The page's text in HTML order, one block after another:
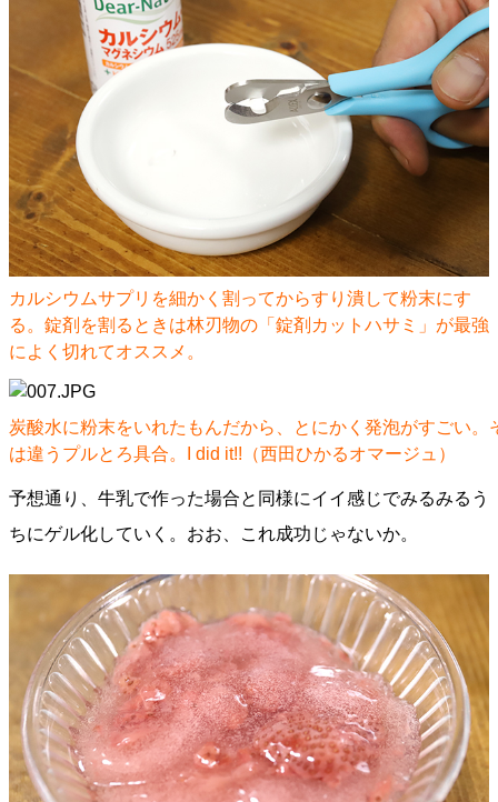
カルシウムサプリを細かく割ってからすり潰して粉末にす
る。錠剤を割るときは林刃物の「錠剤カットハサミ」が最強
によく切れてオススメ。
炭酸水に粉末をいれたもんだから、とにかく発泡がすごい。
は違うプルとろ具合。I did it!!（西田ひかるオマージュ）
予想通り、牛乳で作った場合と同様にイイ感じでみるみるう
ちにゲル化していく。おお、これ成功じゃないか。